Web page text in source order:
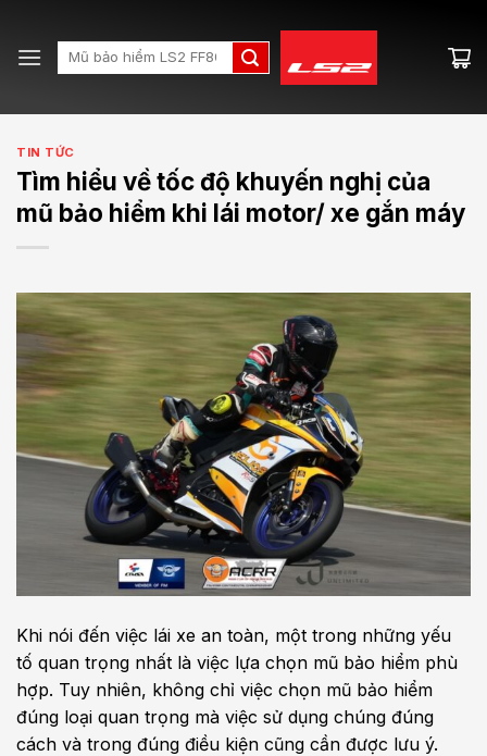
content
Search
for:
TIN TỨC
Tìm hiểu về tốc độ khuyến nghị của
mũ bảo hiểm khi lái motor/ xe gắn máy
Khi nói đến việc lái xe an toàn, một trong những yếu
tố quan trọng nhất là việc lựa chọn mũ bảo hiểm phù
hợp. Tuy nhiên, không chỉ việc chọn mũ bảo hiểm
đúng loại quan trọng mà việc sử dụng chúng đúng
cách và trong đúng điều kiện cũng cần được lưu ý.